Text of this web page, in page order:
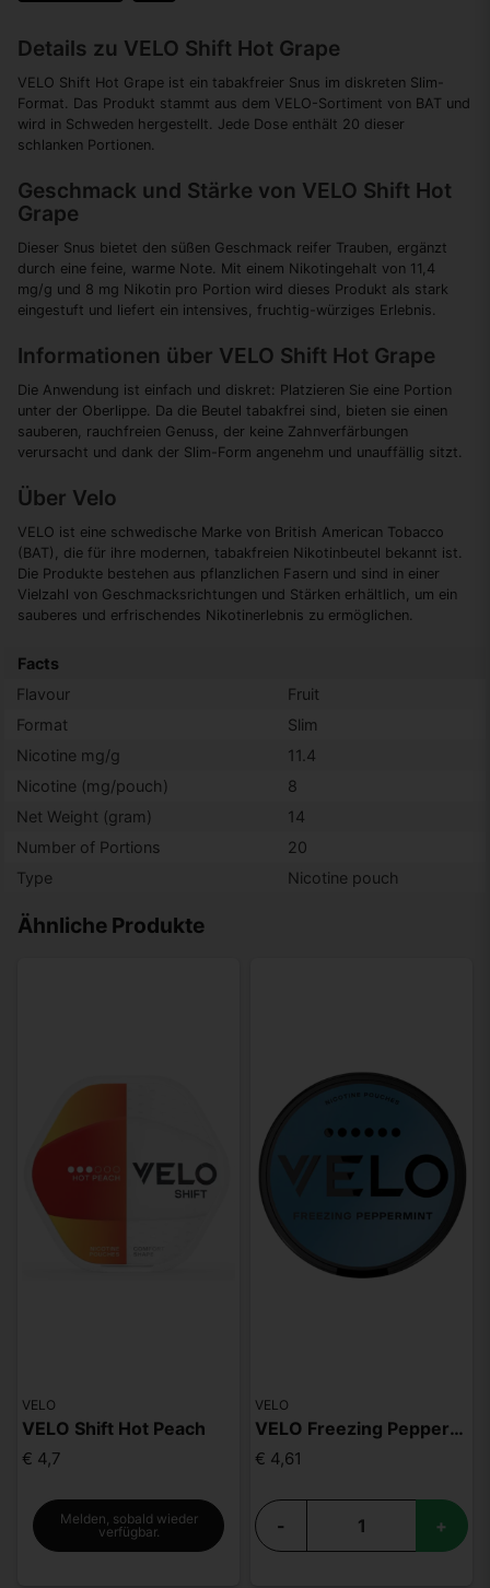
Ähnliche Produkte
VELO
VELO Shift Hot Peach
€ 4,7
Melden, sobald wieder
verfügbar.
VELO
VELO Freezing Peppermint MAX
€ 4,61
- +
Details zu VELO Shift Hot Grape
VELO Shift Hot Grape ist ein tabakfreier Snus im diskreten Slim-
Format. Das Produkt stammt aus dem VELO-Sortiment von BAT und
wird in Schweden hergestellt. Jede Dose enthält 20 dieser
schlanken Portionen.
Geschmack und Stärke von VELO Shift Hot
Grape
Dieser Snus bietet den süßen Geschmack reifer Trauben, ergänzt
durch eine feine, warme Note. Mit einem Nikotingehalt von 11,4
mg/g und 8 mg Nikotin pro Portion wird dieses Produkt als stark
eingestuft und liefert ein intensives, fruchtig-würziges Erlebnis.
Informationen über VELO Shift Hot Grape
Die Anwendung ist einfach und diskret: Platzieren Sie eine Portion
unter der Oberlippe. Da die Beutel tabakfrei sind, bieten sie einen
sauberen, rauchfreien Genuss, der keine Zahnverfärbungen
verursacht und dank der Slim-Form angenehm und unauffällig sitzt.
Über Velo
VELO ist eine schwedische Marke von British American Tobacco
(BAT), die für ihre modernen, tabakfreien Nikotinbeutel bekannt ist.
Die Produkte bestehen aus pflanzlichen Fasern und sind in einer
Vielzahl von Geschmacksrichtungen und Stärken erhältlich, um ein
sauberes und erfrischendes Nikotinerlebnis zu ermöglichen.
Facts
Flavour
Fruit
Format
Slim
Nicotine mg/g
11.4
Nicotine (mg/pouch)
8
Net Weight (gram)
14
Number of Portions
20
Type
Nicotine pouch